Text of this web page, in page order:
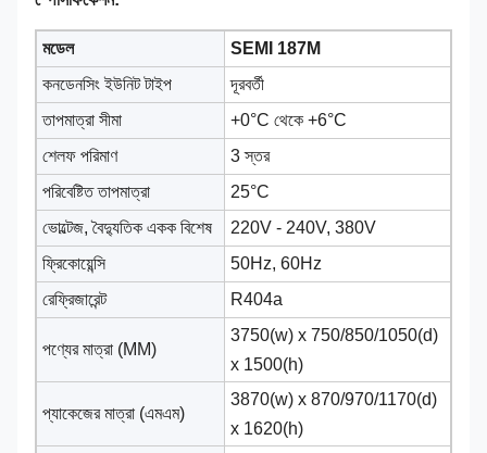
মডেল
SEMI 187M
কনডেনসিং ইউনিট টাইপ
দূরবর্তী
তাপমাত্রা সীমা
+0°C থেকে +6°C
শেলফ পরিমাণ
3 স্তর
পরিবেষ্টিত তাপমাত্রা
25°C
ভোল্টেজ, বৈদ্যুতিক একক বিশেষ
220V - 240V, 380V
ফ্রিকোয়েন্সি
50Hz, 60Hz
রেফ্রিজারেন্ট
R404a
পণ্যের মাত্রা (MM)
3750(w) x 750/850/1050(d)
x 1500(h)
প্যাকেজের মাত্রা (এমএম)
3870(w) x 870/970/1170(d)
x 1620(h)